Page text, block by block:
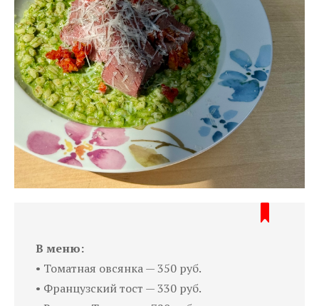
В меню:
• Томатная овсянка — 350 руб.
• Французский тост — 330 руб.